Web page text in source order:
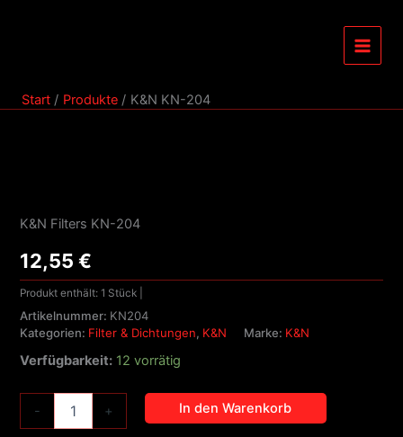
Start Produkte K&N KN-204
K&N Filters KN-204
12,55€
Produkt enthält: 1 Stück
Artikelnummer: KN204
Kategorien: Filter & Dichtungen, K&N Marke: K&N
Verfügbarkeit: 12 vorrätig
-
Menge
+ In den Warenkorb